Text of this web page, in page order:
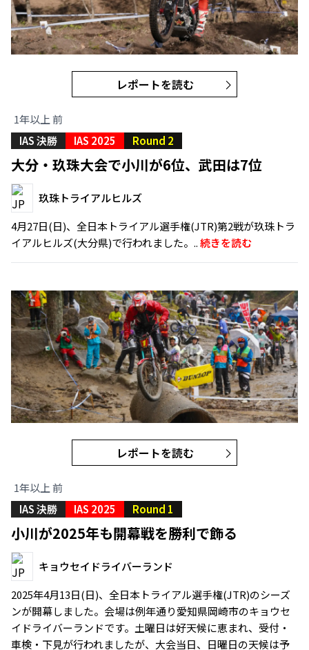
レポートを読む
1年以上 前
IAS 決勝
IAS 2025 Round 2
大分・玖珠大会で小川が6位、武田は7位
玖珠トライアルヒルズ
4月27日(日)、全日本トライアル選手権(JTR)第2戦が玖珠トラ
イアルヒルズ(大分県)で行われました。..続きを読む
レポートを読む
1年以上 前
IAS 決勝
IAS 2025 Round 1
小川が2025年も開幕戦を勝利で飾る
キョウセイドライバーランド
2025年4月13日(日)、全日本トライアル選手権(JTR)のシーズ
ンが開幕しました。会場は例年通り愛知県岡崎市のキョウセ
イドライバーランドです。土曜日は好天候に恵まれ、受付・
車検・下見が行われましたが、大会当日、日曜日の天候は予